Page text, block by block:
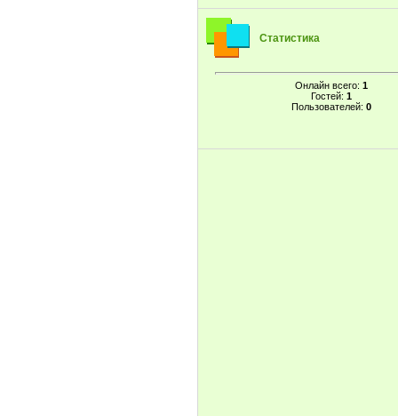
Статистика
Онлайн всего: 1
Гостей: 1
Пользователей: 0